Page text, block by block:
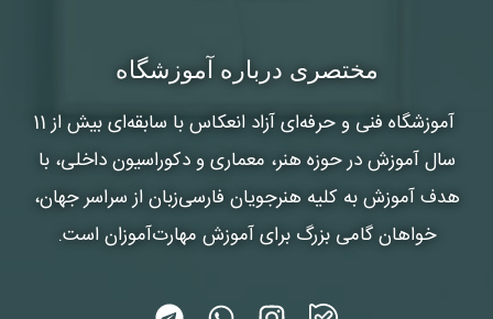
مختصری درباره آموزشگاه
آموزشگاه فنی و حرفه‌ای آزاد انعکاس
با سابقه‌ای بیش از 11
سال آموزش در حوزه هنر، معماری و دکوراسیون داخلی، با
هدف آموزش به کلیه هنرجویان فارسی‌زبان از سراسر جهان،
خواهان گامی بزرگ برای آموزش مهارت‌آموزان است.